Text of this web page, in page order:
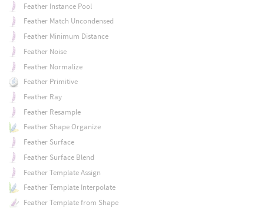
Feather Instance Pool
Feather Match Uncondensed
Feather Minimum Distance
Feather Noise
Feather Normalize
Feather Primitive
Feather Ray
Feather Resample
Feather Shape Organize
Feather Surface
Feather Surface Blend
Feather Template Assign
Feather Template Interpolate
Feather Template from Shape